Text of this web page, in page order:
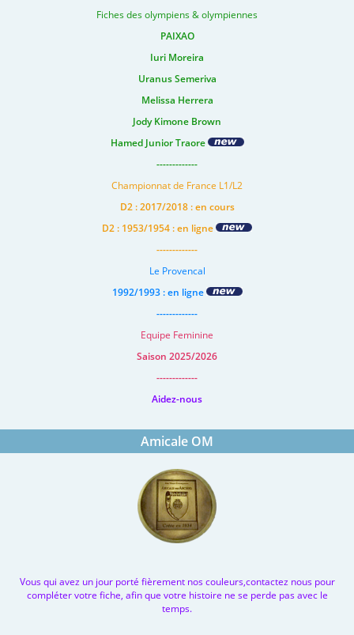
Fiches des olympiens & olympiennes
PAIXAO
Iuri Moreira
Uranus Semeriva
Melissa Herrera
Jody Kimone Brown
Hamed Junior Traore
-------------
Championnat de France L1/L2
D2 : 2017/2018 : en cours
D2 : 1953/1954 : en ligne
-------------
Le Provencal
1992/1993 : en ligne
-------------
Equipe Feminine
Saison 2025/2026
-------------
Aidez-nous
Amicale OM
Vous qui avez un jour porté fièrement nos couleurs,contactez nous pour
compléter votre fiche, afin que votre histoire ne se perde pas avec le
temps.